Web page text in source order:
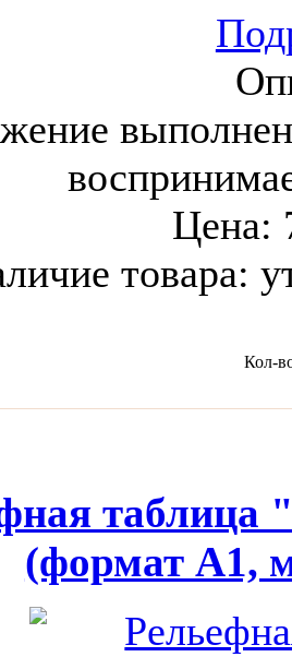
Цена:
товара:
Кол-
таблица
(формат А1,